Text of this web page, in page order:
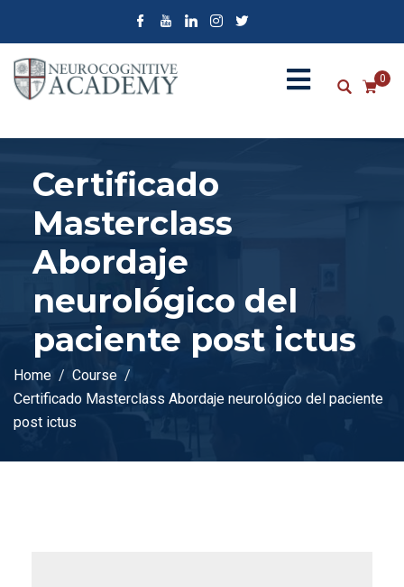
0
Certificado
Masterclass
Abordaje
neurológico del
paciente post ictus
Home
Course
Certificado Masterclass Abordaje neurológico del paciente
post ictus